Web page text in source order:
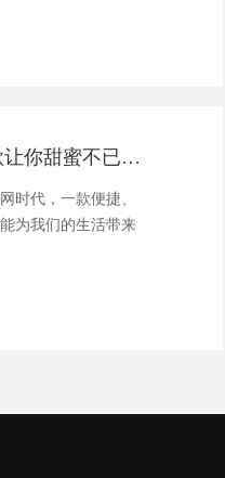
果界新风尚：一款让你甜蜜不已的智能水果小程序体验
时代，一款便捷、
为我们的生活带来